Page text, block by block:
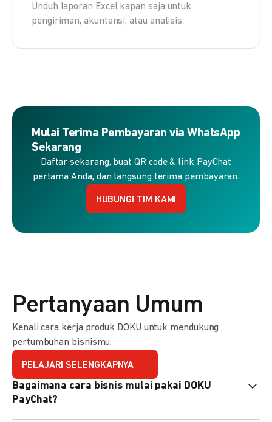
Unduh laporan Excel kapan saja untuk
pengiriman, akuntansi, atau analisis.
Mulai Terima Pembayaran via WhatsApp
Sekarang
Daftar sekarang, buat QR code & link PayChat
pertama Anda, dan langsung terima pembayaran.
HUBUNGI TIM KAMI
Pertanyaan Umum
Kenali cara kerja produk DOKU untuk mendukung
pertumbuhan bisnismu.
PELAJARI SELENGKAPNYA
Bagaimana cara bisnis mulai pakai DOKU
PayChat?